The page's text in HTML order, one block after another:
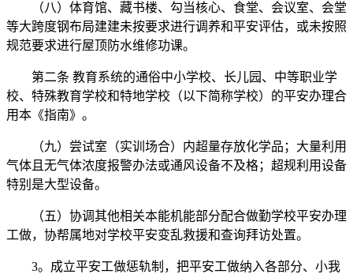
（八）体育馆、藏书楼、勾当核心、食堂、会议室、会堂
等大跨度钢布局建建未按要求进行调养和平安评估，或未按照
规范要求进行屋顶防水维修功课。
第二条 教育系统的通俗中小学校、长儿园、中等职业学
校、特殊教育学校和特地学校（以下简称学校）的平安办理合
用本《指南》。
（九）尝试室（实训场合）内超量存放化学品；大量利用
气体且无气体浓度报警办法或通风设备不及格；超规利用设备
特别是大型设备。
（五）协调其他相关本能机能部分配合做勤学校平安办理
工做，协帮属地对学校平安变乱救援和查询拜访处置。
3。成立平安工做惩轨制，把平安工做纳入各部分、小我